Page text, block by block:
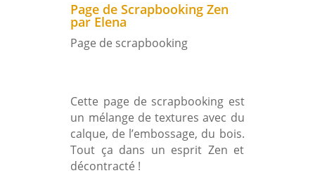
Page de Scrapbooking Zen
par Elena
Page de scrapbooking
Cette page de scrapbooking est
un mélange de textures avec du
calque, de l’embossage, du bois.
Tout ça dans un esprit Zen et
décontracté !